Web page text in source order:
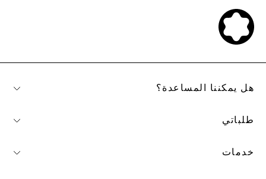
هل يمكننا المساعدة؟
طلباتي
خدمات